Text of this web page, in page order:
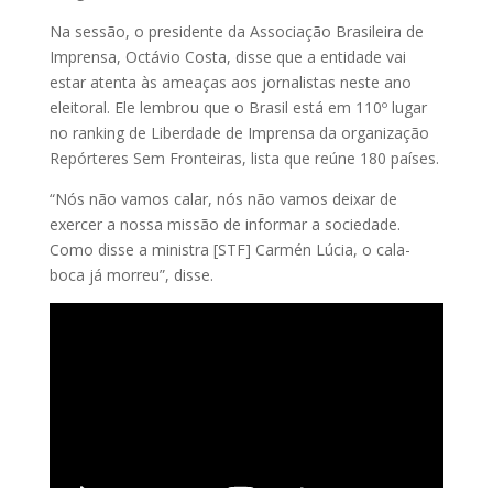
Na sessão, o presidente da Associação Brasileira de
Imprensa, Octávio Costa, disse que a entidade vai
estar atenta às ameaças aos jornalistas neste ano
eleitoral. Ele lembrou que o Brasil está em 110º lugar
no ranking de Liberdade de Imprensa da organização
Repórteres Sem Fronteiras, lista que reúne 180 países.
“Nós não vamos calar, nós não vamos deixar de
exercer a nossa missão de informar a sociedade.
Como disse a ministra [STF] Carmén Lúcia, o cala-
boca já morreu”, disse.